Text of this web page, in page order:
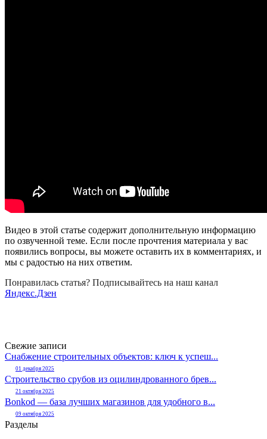
Видео в этой статье содержит дополнительную информацию
по озвученной теме. Если после прочтения материала у вас
появились вопросы, вы можете оставить их в комментариях, и
мы с радостью на них ответим.
Понравилась статья? Подписывайтесь на наш канал
Яндекс.Дзен
Свежие записи
Снабжение строительных объектов: ключ к успеш...
01 декабря 2025
Строительство срубов из оцилиндрованного брев...
21 октября 2025
Bonkod — база лучших магазинов для удобного в...
09 октября 2025
Разделы